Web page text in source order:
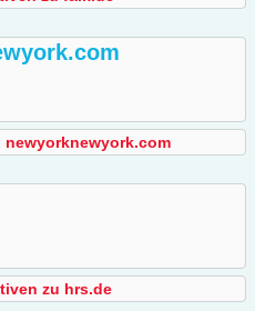
newyorknewyork.com
zu hrs.de